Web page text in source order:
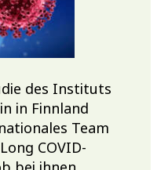
des Instituts
in Finnland
Team
COVID-